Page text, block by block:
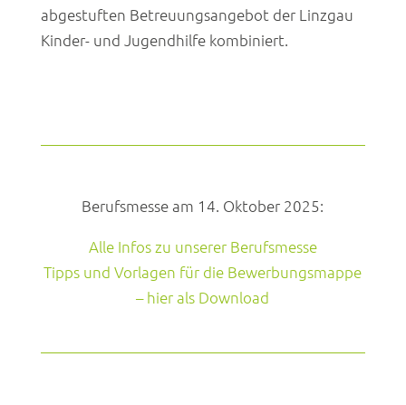
abgestuften Betreuungsangebot der Linzgau
Kinder- und Jugendhilfe kombiniert.
Berufsmesse am 14. Oktober 2025:
Alle Infos zu unserer Berufsmesse
Tipps und Vorlagen für die Bewerbungsmappe
– hier als Download